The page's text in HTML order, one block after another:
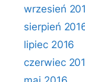
wrzesień
sierpień
lipiec 2016
czerwiec